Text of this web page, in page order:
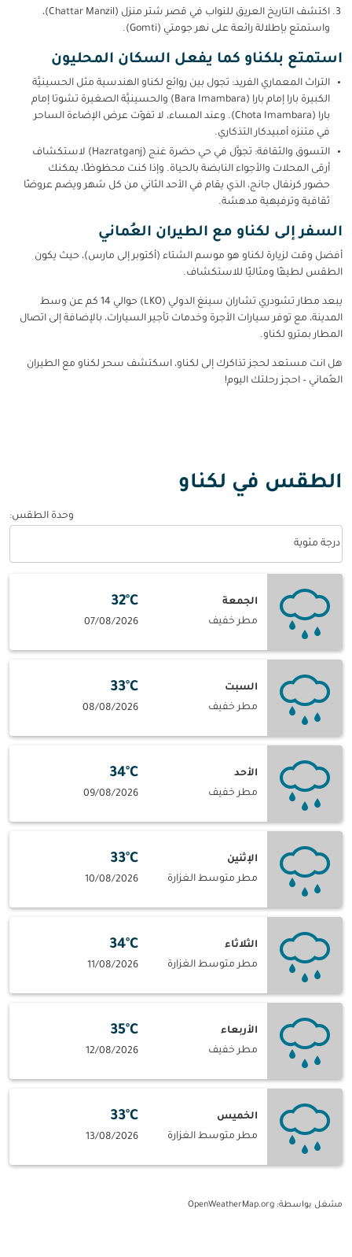
اكتشف التاريخ العريق للنواب في قصر شتر منزل (Chattar Manzil)،
واستمتع بإطلالة رائعة على نهر جومتي (Gomti).
استمتع بلكناو كما يفعل السكان المحليون
التراث المعماري الفريد: تجول بين روائع لكناو الهندسية مثل الحسينيَّة
الكبيرة بارا إمام بارا (Bara Imambara) والحسينيَّة
الصغيرة تشوتا إمام
بارا (Chota Imambara). وعند المساء، لا تفوّت عرض الإضاءة الساحر
في متنزه أمبيدكار التذكاري.
التسوق والثقافة: تجوَّل في حي حضرة غنج (Hazratganj) لاستكشاف
أرقى المحلات والأجواء النابضة بالحياة. وإذا كنت محظوظًا، يمكنك
حضور كرنفال جانج، الذي يقام في الأحد الثاني من كل شهر ويضم عروضًا
ثقافية وترفيهية مدهشة.
السفر إلى لكناو مع الطيران العُماني
أفضل وقت لزيارة لكناو هو موسم الشتاء (أكتوبر إلى مارس)، حيث يكون
الطقس لطيفًا ومثاليًا للاستكشاف.
يبعد مطار تشودري تشاران سينغ الدولي (LKO) حوالي 14 كم عن وسط
المدينة، مع توفر سيارات الأجرة وخدمات تأجير السيارات، بالإضافة إلى اتصال
المطار بمترو لكناو.
هل انت مستعد لحجز تذاكرك إلى لكناو، اسكتشف سحر لكناو مع الطيران
العُماني – احجز رحلتك اليوم!
الطقس في لكناو
وحدة الطقس:
درجة مئوية
الجمعة
مطر خفيف
32°C
07/08/2026
السبت
مطر خفيف
33°C
08/08/2026
الأحد
مطر خفيف
34°C
09/08/2026
الإثنين
مطر متوسط الغزارة
33°C
10/08/2026
الثلاثاء
مطر متوسط الغزارة
34°C
11/08/2026
الأربعاء
مطر خفيف
35°C
12/08/2026
الخميس
مطر متوسط الغزارة
33°C
13/08/2026
مشغل بواسطة: OpenWeatherMap.org